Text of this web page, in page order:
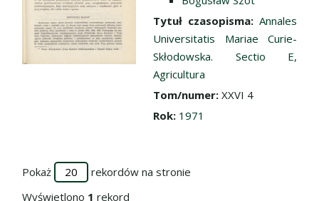
Tytuł czasopisma: Annales
Universitatis Mariae Curie-
Skłodowska. Sectio E,
Agricultura
Tom/numer: XXVI 4
Rok: 1971
Pokaż
rekordów na stronie
Wyświetlono 1 rekord